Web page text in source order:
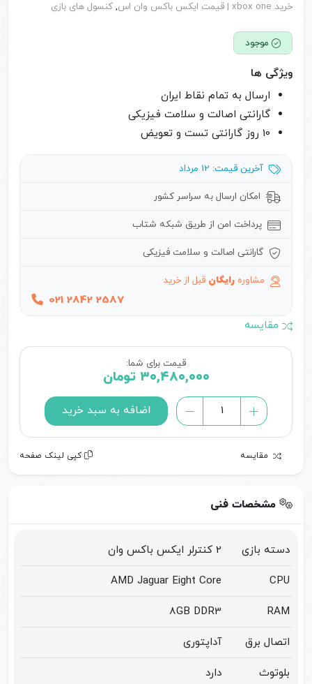
امتیاز
خرید xbox one | قیمت ایکس باکس وان اس , کنسول های بازی
موجود
ویژگی ها
ارسال به تمام نقاط ایران
گارانتی اصالت و سلامت فیزیکی
10 روز گارانتی تست و تعویض
آخرین قیمت: 12 مرداد
امکان ارسال به سراسر کشور
پرداخت امن از طریق شبکه شتاب
گارانتی اصالت و سلامت فیزیکی
مشاوره رایگان قبل از خرید
021 2842 2587
مقایسه
قیمت برای شما:
۳۰,۴۸۰,۰۰۰ تومان
خرید
xbox
one
دو
|
باکس
با
دسته
ریفر
اضافه به سبد خرید
مقایسه کپی لینک صفحه
مشخصات فنی
دسته بازی
2 کنترلر ایکس باکس وان
CPU
AMD Jaguar Eight Core
RAM
8GB DDR3
اتصال برق
آداپتوری
بلوتوث
دارد